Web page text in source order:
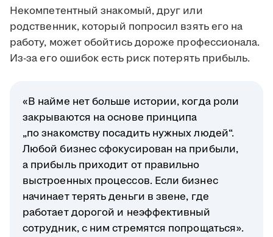
Некомпетентный знакомый, друг или
родственник, который попросил взять его на
работу, может обойтись дороже профессионала.
Из-за его ошибок есть риск потерять прибыль.
«В найме нет больше истории, когда роли
закрываются на основе принципа
„по знакомству посадить нужных людей“.
Любой бизнес сфокусирован на прибыли,
а прибыль приходит от правильно
выстроенных процессов. Если бизнес
начинает терять деньги в звене, где
работает дорогой и неэффективный
сотрудник, с ним стремятся попрощаться».